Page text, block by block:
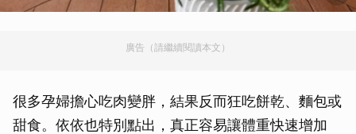
廣告（請繼續閱讀本文）
很多孕婦擔心吃肉變胖，結果反而狂吃餅乾、麵包或
甜食。依依也特別點出，真正容易讓體重快速增加